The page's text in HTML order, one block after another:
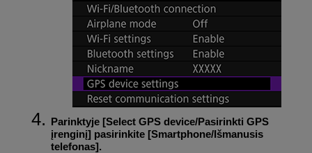
Parinktyje [Select GPS device/Pasirinkti GPS
įrenginį] pasirinkite [Smartphone/Išmanusis
telefonas].